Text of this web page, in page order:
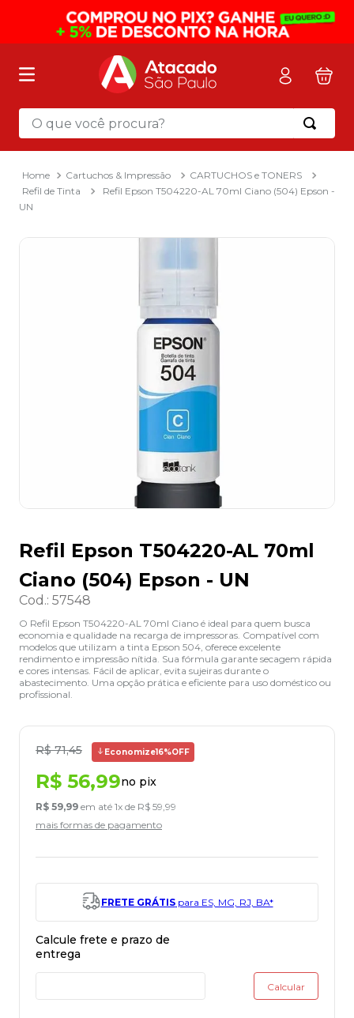
O que você procura?
Cartuchos & Impressão
CARTUCHOS e TONERS
Refil de Tinta
Refil Epson T504220-AL 70ml Ciano (504) Epson -
UN
Refil Epson T504220-AL 70ml
Ciano (504) Epson - UN
Cod.: 57548
O Refil Epson T504220-AL 70ml Ciano é ideal para quem busca
economia e qualidade na recarga de impressoras. Compatível com
modelos que utilizam a tinta Epson 504, oferece excelente
rendimento e impressão nítida. Sua fórmula garante secagem rápida
e cores intensas. Fácil de aplicar, evita sujeiras durante o
abastecimento. Uma opção prática e eficiente para uso doméstico ou
profissional.
R$ 71,45 Economize16%OFF
R$ 56,99no pix
R$ 59,99 em até 1x de R$ 59,99
mais formas de pagamento
FRETE GRÁTISpara ES, MG, RJ, BA*
Termos mais buscados
mochila
2 º sacola